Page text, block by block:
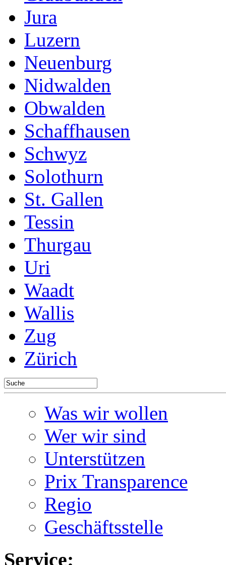
Jura
Luzern
Neuenburg
Nidwalden
Obwalden
Schaffhausen
Schwyz
Solothurn
St. Gallen
Tessin
Thurgau
Uri
Waadt
Wallis
Zug
Zürich
Was wir wollen
Wer wir sind
Unterstützen
Prix Transparence
Regio
Geschäftsstelle
Service: